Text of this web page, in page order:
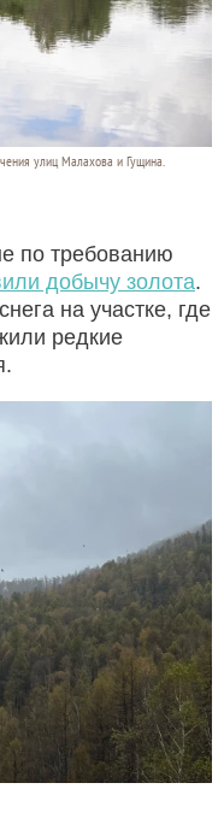
улиц Малахова и Гущина.
по требованию
добычу золота.
на участке, где
редкие